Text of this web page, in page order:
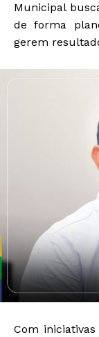
Municipal
de forma
gerem
Com